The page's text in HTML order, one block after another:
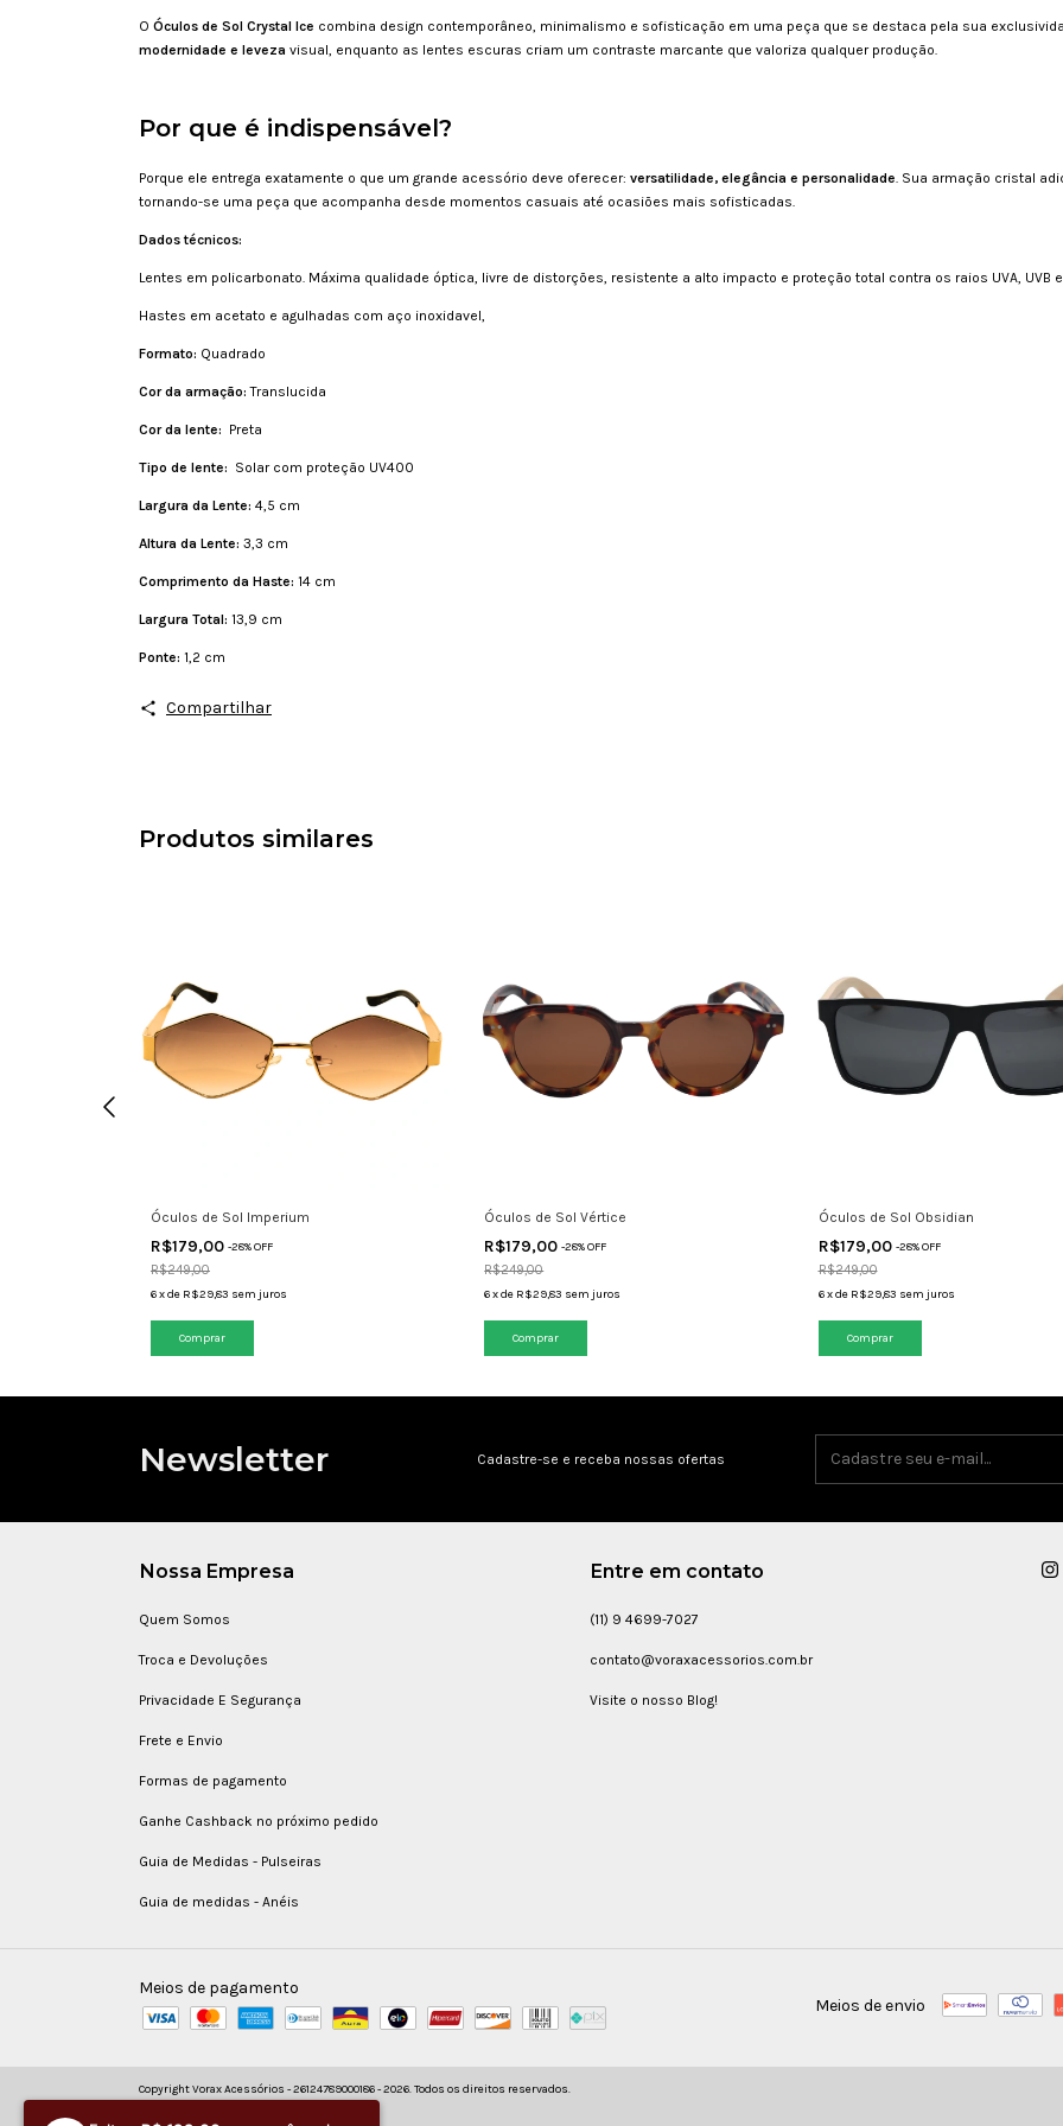
O Óculos de Sol Crystal Ice combina design contemporâneo, minimalismo e sofisticação em uma peça que se destaca pela sua
modernidade e leveza visual, enquanto as lentes escuras criam um contraste marcante que valoriza qualquer produção.
Por que é indispensável?
Porque ele entrega exatamente o que um grande acessório deve oferecer: versatilidade, elegância e personalidade. Sua armação cristal
tornando-se uma peça que acompanha desde momentos casuais até ocasiões mais sofisticadas.
Dados técnicos:
Lentes em policarbonato. Máxima qualidade óptica, livre de distorções, resistente a alto impacto e proteção total contra os raios UVA, UVB e
Hastes em acetato e agulhadas com aço inoxidavel,
Formato: Quadrado
Cor da armação:Translucida
Cor da lente: Preta
Tipo de lente: Solar com proteção UV400
Largura da Lente: 4,5 cm
Altura da Lente: 3,3 cm
Comprimento da Haste: 14 cm
Largura Total: 13,9 cm
Ponte: 1,2 cm
Compartilhar
Produtos similares
Óculos de Sol Imperium
R$179,00 -28% OFF
R$249,00
6xde R$29,83 sem juros
Óculos de Sol Vértice
R$179,00-28% OFF
R$249,00
6xde R$29,83 sem juros
Óculos de Sol Obsidian
R$179,00 -28% OFF
R$249,00
6 xde R$29,83 sem juros
Newsletter Cadastre-se e receba nossas ofertas
Nossa Empresa
Quem Somos
Troca e Devoluções
Privacidade E Segurança
Frete e Envio
Formas de pagamento
Ganhe Cashback no próximo pedido
Guia de Medidas - Pulseiras
Guia de medidas - Anéis
Entre em contato
(11) 9 4699-7027
contato@voraxacessorios.com.br
Visite o nosso Blog!
Meios de pagamento
Meios de envio
Copyright Vorax Acessórios - 26124789000186 - 2026. Todos os direitos reservados.